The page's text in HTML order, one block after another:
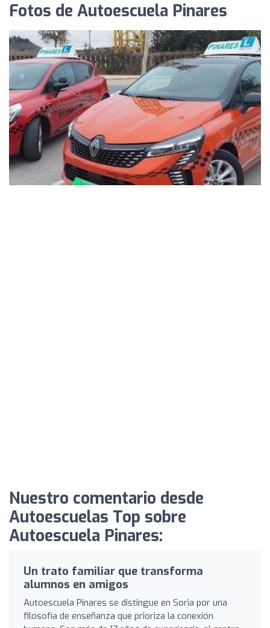
Fotos de Autoescuela Pinares
Nuestro comentario desde
Autoescuelas Top sobre
Autoescuela Pinares:
Un trato familiar que transforma
alumnos en amigos
Autoescuela Pinares se distingue en Soria por una
filosofía de enseñanza que prioriza la conexión